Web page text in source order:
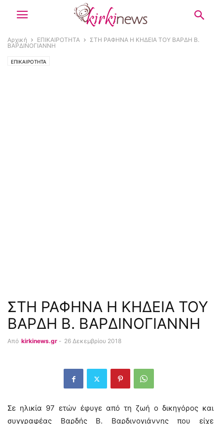
Αρχική ΕΠΙΚΑΙΡΟΤΗΤΑ
ΣΤΗ ΡΑΦΗΝΑ Η ΚΗΔΕΙΑ ΤΟΥ ΒΑΡΔΗ Β.
ΒΑΡΔΙΝΟΓΙΑΝΝΗ
ΕΠΙΚΑΙΡΟΤΗΤΑ
ΣΤΗ ΡΑΦΗΝΑ Η ΚΗΔΕΙΑ ΤΟΥ
ΒΑΡΔΗ Β. ΒΑΡΔΙΝΟΓΙΑΝΝΗ
Από kirkinews.gr - 26 Δεκεμβρίου 2018
Σε ηλικία 97 ετών έφυγε από τη ζωή ο δικηγόρος και
συγγραφέας Βαρδής Β. Βαρδινογιάννης που είχε